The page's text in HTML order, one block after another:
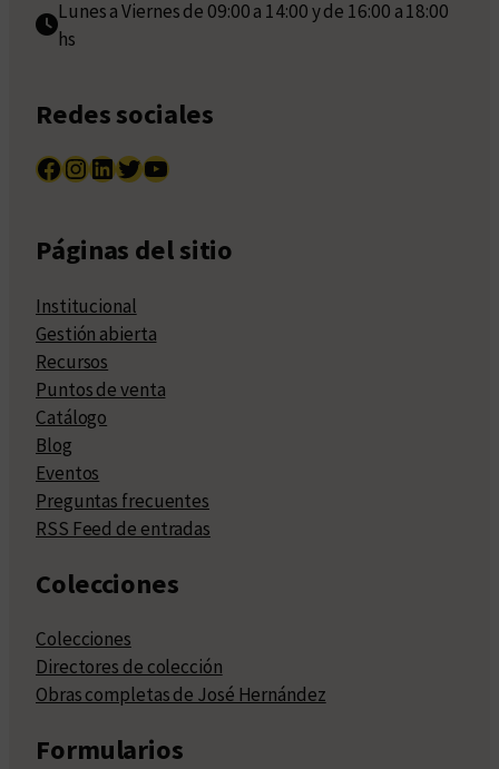
Lunes a Viernes de 09:00 a 14:00 y de 16:00 a 18:00
hs
Redes sociales
Facebook InstagramLinkedIn Twitter YouTube
Páginas del sitio
Institucional
Gestión abierta
Recursos
Puntos de venta
Catálogo
Blog
Eventos
Preguntas frecuentes
RSS Feed de entradas
Colecciones
Colecciones
Directores de colección
Obras completas de José Hernández
Formularios